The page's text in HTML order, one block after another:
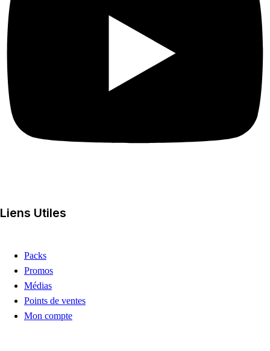
Liens Utiles
Packs
Promos
Médias
Points de ventes
Mon compte